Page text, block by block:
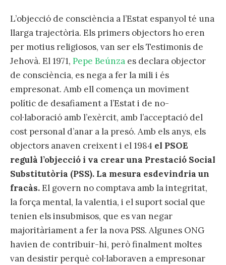
L’objecció de consciència a l’Estat espanyol té una
llarga trajectòria. Els primers objectors ho eren
per motius religiosos, van ser els Testimonis de
Jehovà. El 1971, Pepe Beúnza es declara objector
de consciència, es nega a fer la mili i és
empresonat. Amb ell comença un moviment
polític de desafiament a l’Estat i de no-
col·laboració amb l’exèrcit, amb l’acceptació del
cost personal d’anar a la presó. Amb els anys, els
objectors anaven creixent i el 1984 el PSOE
regulà l’objecció i va crear una Prestació Social
Substitutòria (PSS). La mesura esdevindria un
fracàs.El govern no comptava amb la integritat,
la força mental, la valentia, i el suport social que
tenien els insubmisos, que es van negar
majoritàriament a fer la nova PSS. Algunes ONG
havien de contribuir-hi, però finalment moltes
van desistir perquè col·laboraven a empresonar